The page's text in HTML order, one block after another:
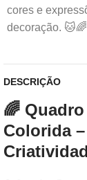
cores e
decoração. 🐱🌈
DESCRIÇÃO
🌈
Colorida